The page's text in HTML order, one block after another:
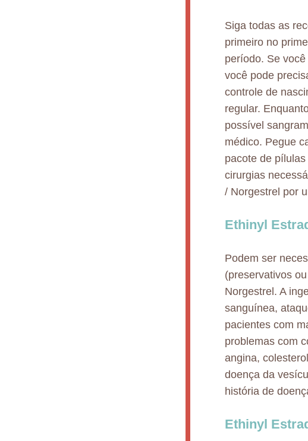
Siga todas as
primeiro no
período. Se
você pode
controle de
regular.
possível
médico. Pegue
pacote de
cirurgias
/ Norgestrel por
Ethinyl
Podem ser
(preservativos
Norgestrel. A
sanguínea,
pacientes com
problemas com
angina,
doença da
história de
Ethinyl